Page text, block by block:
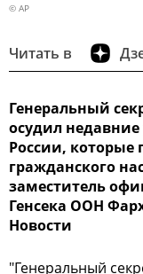
© AP
Читать в
Генеральный
осудил
России, которые
гражданского
заместитель
Генсека ООН
Новости
"Генеральный